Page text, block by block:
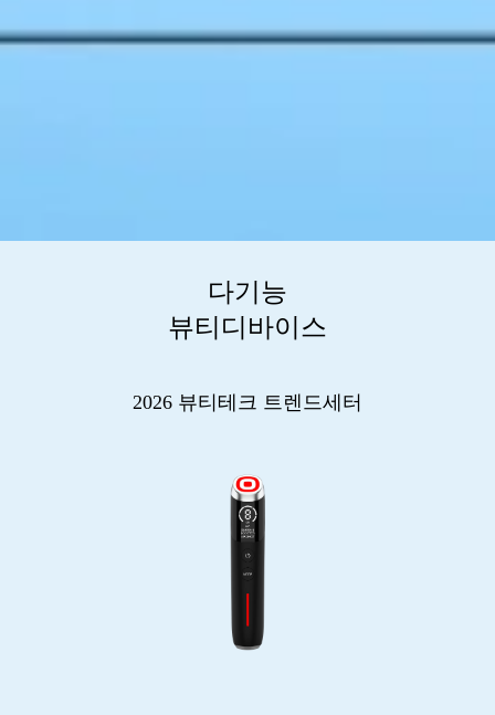
다기능
뷰티디바이스
2026 뷰티테크 트렌드세터